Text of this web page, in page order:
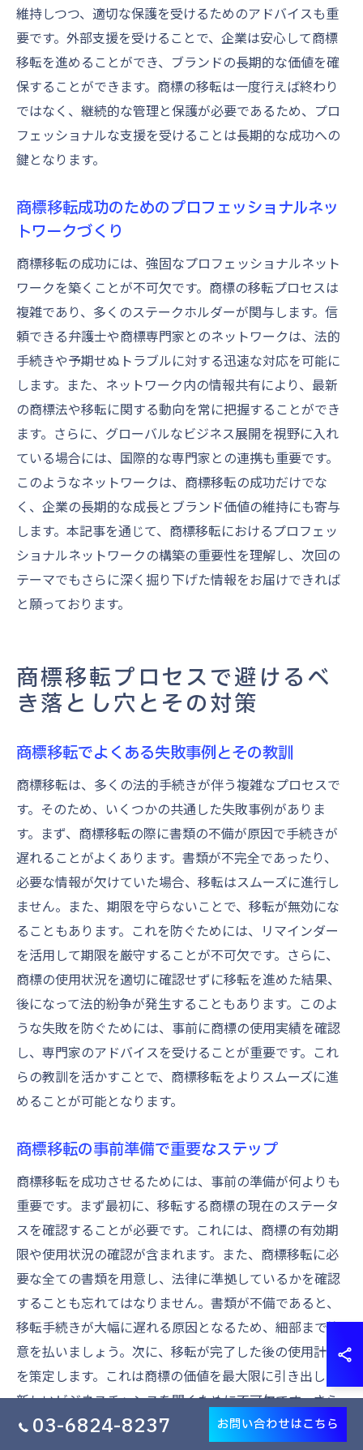
維持しつつ、適切な保護を受けるためのアドバイスも重
要です。外部支援を受けることで、企業は安心して商標
移転を進めることができ、ブランドの長期的な価値を確
保することができます。商標の移転は一度行えば終わり
ではなく、継続的な管理と保護が必要であるため、プロ
フェッショナルな支援を受けることは長期的な成功への
鍵となります。
商標移転成功のためのプロフェッショナルネッ
トワークづくり
商標移転の成功には、強固なプロフェッショナルネット
ワークを築くことが不可欠です。商標の移転プロセスは
複雑であり、多くのステークホルダーが関与します。信
頼できる弁護士や商標専門家とのネットワークは、法的
手続きや予期せぬトラブルに対する迅速な対応を可能に
します。また、ネットワーク内の情報共有により、最新
の商標法や移転に関する動向を常に把握することができ
ます。さらに、グローバルなビジネス展開を視野に入れ
ている場合には、国際的な専門家との連携も重要です。
このようなネットワークは、商標移転の成功だけでな
く、企業の長期的な成長とブランド価値の維持にも寄与
します。本記事を通じて、商標移転におけるプロフェッ
ショナルネットワークの構築の重要性を理解し、次回の
テーマでもさらに深く掘り下げた情報をお届けできれば
と願っております。
商標移転プロセスで避けるべ
き落とし穴とその対策
商標移転でよくある失敗事例とその教訓
商標移転は、多くの法的手続きが伴う複雑なプロセスで
す。そのため、いくつかの共通した失敗事例がありま
す。まず、商標移転の際に書類の不備が原因で手続きが
遅れることがよくあります。書類が不完全であったり、
必要な情報が欠けていた場合、移転はスムーズに進行し
ません。また、期限を守らないことで、移転が無効にな
ることもあります。これを防ぐためには、リマインダー
を活用して期限を厳守することが不可欠です。さらに、
商標の使用状況を適切に確認せずに移転を進めた結果、
後になって法的紛争が発生することもあります。このよ
うな失敗を防ぐためには、事前に商標の使用実績を確認
し、専門家のアドバイスを受けることが重要です。これ
らの教訓を活かすことで、商標移転をよりスムーズに進
めることが可能となります。
商標移転の事前準備で重要なステップ
商標移転を成功させるためには、事前の準備が何よりも
重要です。まず最初に、移転する商標の現在のステータ
スを確認することが必要です。これには、商標の有効期
限や使用状況の確認が含まれます。また、商標移転に必
要な全ての書類を用意し、法律に準拠しているかを確認
することも忘れてはなりません。書類が不備であると、
移転手続きが大幅に遅れる原因となるため、細部まで注
意を払いましょう。次に、移転が完了した後の使用計画
を策定します。これは商標の価値を最大限に引き出し、
新しいビジネスチャンスを開くために不可欠です。さら
に、専門家のアドバイスを活用することも推奨されま
03-6824-8237 お問い合わせはこちら